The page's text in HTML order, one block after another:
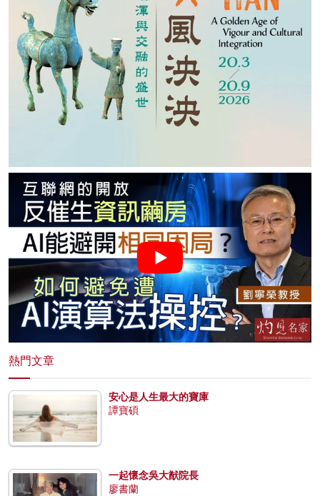
熱門文章
安心是人生最大的寶庫
譚寶碩
一起懷念吳大猷院長
廖書蘭